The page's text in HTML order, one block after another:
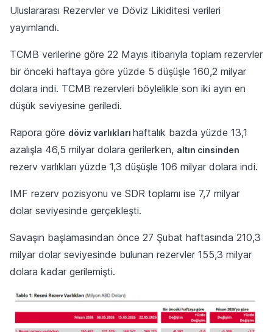
Uluslararası Rezervler ve Döviz Likiditesi verileri
yayımlandı.
TCMB verilerine göre 22 Mayıs itibarıyla toplam rezervler
bir önceki haftaya göre yüzde 5 düşüşle 160,2 milyar
dolara indi. TCMB rezervleri böylelikle son iki ayın en
düşük seviyesine geriledi.
Rapora göre döviz varlıkları haftalık bazda yüzde 13,1
azalışla 46,5 milyar dolara gerilerken, altın cinsinden
rezerv varlıkları yüzde 1,3 düşüşle 106 milyar dolara indi.
IMF rezerv pozisyonu ve SDR toplamı ise 7,7 milyar
dolar seviyesinde gerçekleşti.
Savaşın başlamasından önce 27 Şubat haftasında 210,3
milyar dolar seviyesinde bulunan rezervler 155,3 milyar
dolara kadar gerilemişti.